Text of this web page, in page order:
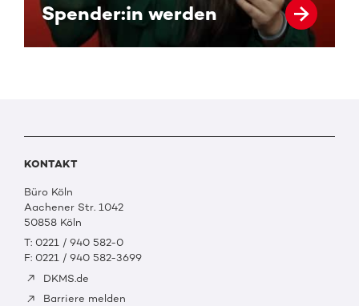
Spender:in werden
KONTAKT
Büro Köln
Aachener Str. 1042
50858 Köln
T: 0221 / 940 582-0
F: 0221 / 940 582-3699
DKMS.de
Barriere melden